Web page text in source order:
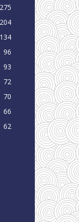
275
204
134
96
93
72
70
66
62